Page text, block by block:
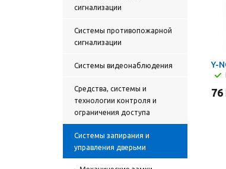
сигнализации
Системы противопожарной
сигнализации
Cистемы видеонаблюдения
Средства, системы и
технологии контроля и
ограничения доступа
Cистемы запирания и
управления дверьми
Y-
76